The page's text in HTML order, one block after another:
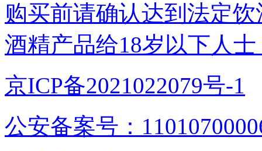
购买前请确认达到法定
酒精产品给18岁以下人士
京ICP备2021022079号-1
公安备案号：